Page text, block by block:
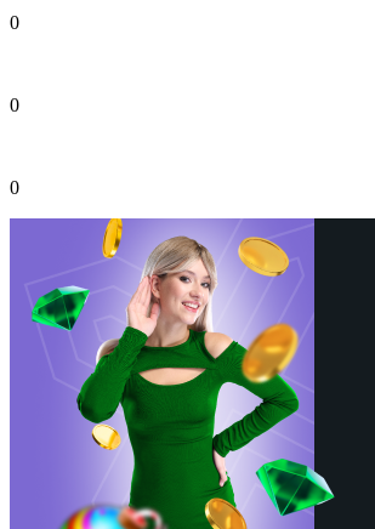
0
0
0